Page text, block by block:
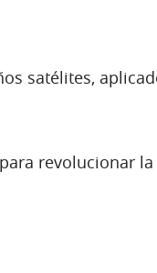
satélites,
revolucionar la